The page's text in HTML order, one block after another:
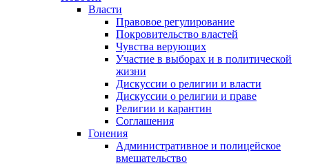
Власти
Правовое регулирование
Покровительство властей
Чувства верующих
Участие в выборах и в политической
жизни
Дискуссии о религии и власти
Дискуссии о религии и праве
Религии и карантин
Соглашения
Гонения
Административное и полицейское
вмешательство